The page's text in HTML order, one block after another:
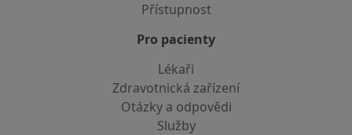
Přístupnost
Pro pacienty
Lékaři
Zdravotnická zařízení
Otázky a odpovědi
Služby